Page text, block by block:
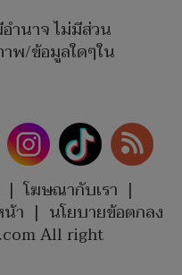
ำนาจ ไม่มีส่วน
าพ/ข้อมูลใดๆใน
| โฆษณากับเรา |
า | นโยบายข้อตกลง
All right